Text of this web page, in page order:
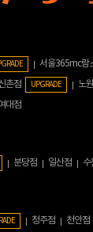
서울365mc람
촌점 UPGRADE 노
대점
분당점 일산점 수
청주점 천안점